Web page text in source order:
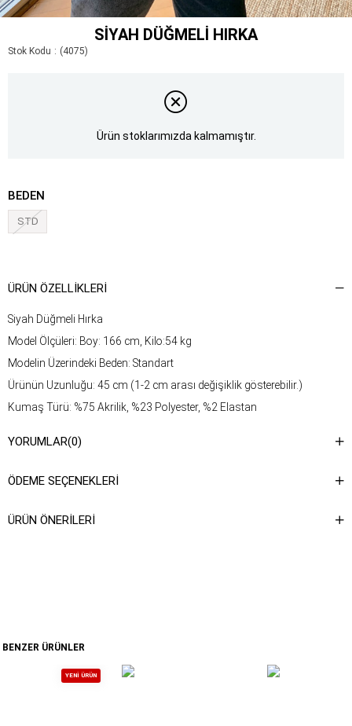
SIYAH DÜĞMELI HIRKA
Stok Kodu (4075)
Ürün stoklarımızda kalmamıştır.
BEDEN
STD
ÜRÜN ÖZELLIKLERI
Siyah Düğmeli Hırka
Model Ölçüleri: Boy: 166 cm, Kilo:54 kg
Modelin Üzerindeki Beden: Standart
Ürünün Uzunluğu: 45 cm (1-2 cm arası değişiklik gösterebilir.)
Kumaş Türü: %75 Akrilik, %23 Polyester, %2 Elastan
talimatına ulaşabilirsiniz.
YORUMLAR(0)
ÖDEME SEÇENEKLERI
ÜRÜN ÖNERILERI
BENZER ÜRÜNLER
YENI ÜRÜN